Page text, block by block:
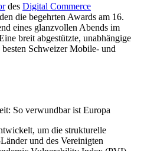
des Digital Commerce
die begehrten Awards am 16.
eines glanzvollen Abends im
breit abgestützte, unabhängige
Schweizer Mobile- und
So verwundbar ist Europa
um die strukturelle
und des Vereinigten